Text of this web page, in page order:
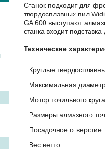
Станок подходит для
твердосплавных пил
GA 600 выступают
станка входит
Технические
Круглые
Максимальная
Мотор точильного круга
Размеры алмазного
Посадочное отверстие
Вес нетто